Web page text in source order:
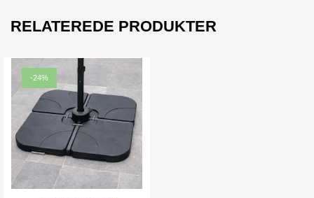
RELATEREDE PRODUKTER
-24%